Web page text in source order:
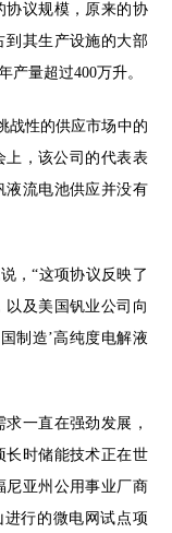
协议规模，原来的协
到其生产设施的大部
产量超过400万升。
战性的供应市场中的
上，该公司的代表表
液流电池供应并没有
，“这项协议反映了
及美国钒业公司向
制造’高纯度电解液
一直在强劲发展，
长时储能技术正在世
尼亚州公用事业厂商
行的微电网试点项